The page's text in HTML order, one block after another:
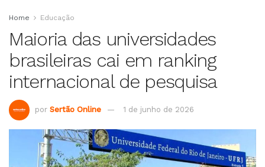
Home Educação
Maioria das universidades
brasileiras cai em ranking
internacional de pesquisa
por Sertão Online 1 de junho de 2026